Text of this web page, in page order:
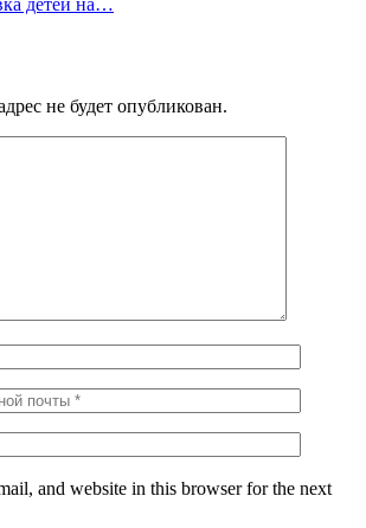
не будет опубликован.
and website in this browser for the next